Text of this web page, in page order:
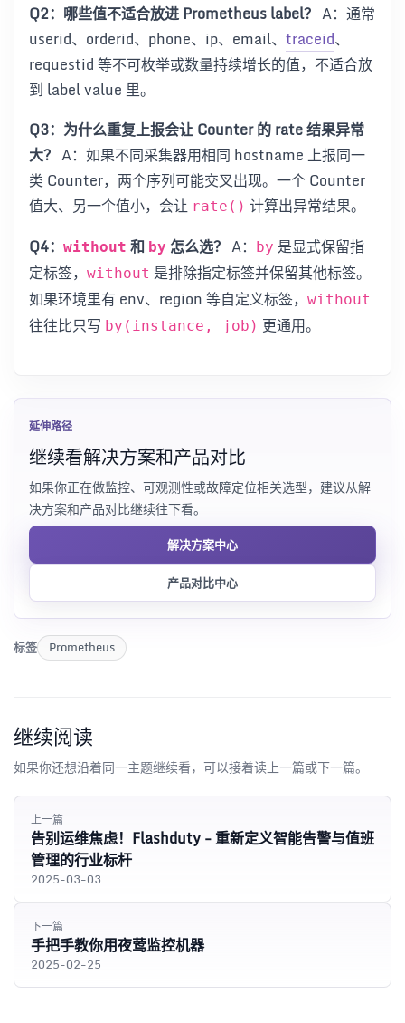
Q2：哪些值不适合放进 Prometheus label？ A：通常
userid、orderid、phone、ip、email、 traceid、
requestid 等不可枚举或数量持续增长的值，不适合放
到 label value 里。
Q3：为什么重复上报会让 Counter 的 rate 结果异常
大？ A：如果不同采集器用相同 hostname 上报同一
类 Counter，两个序列可能交叉出现。一个 Counter
值大、另一个值小，会让 rate() 计算出异常结果。
Q4： without 和 by 怎么选？ A： by 是显式保留指
定标签， without 是排除指定标签并保留其他标签。
如果环境里有 env、region 等自定义标签， without
往往比只写 by(instance, job) 更通用。
延伸路径
继续看解决方案和产品对比
如果你正在做监控、可观测性或故障定位相关选型，建议从解
决方案和产品对比继续往下看。
解决方案中心
产品对比中心
标签 Prometheus
继续阅读
如果你还想沿着同一主题继续看，可以接着读上一篇或下一篇。
上一篇
告别运维焦虑！Flashduty - 重新定义智能告警与值班
管理的行业标杆
2025-03-03
下一篇
手把手教你用夜莺监控机器
2025-02-25